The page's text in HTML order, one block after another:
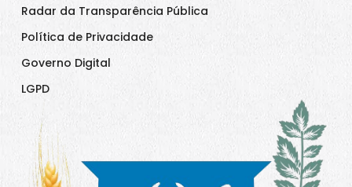
Radar da Transparência Pública
Política de Privacidade
Governo Digital
LGPD